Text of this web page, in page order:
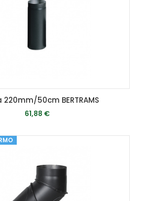
220mm/50cm BERTRAMS
61,88 €
VYPREDANÉ